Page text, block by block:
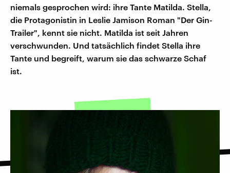
niemals gesprochen wird: ihre Tante Matilda. Stella,
die Protagonistin in Leslie Jamison Roman "Der Gin-
Trailer", kennt sie nicht. Matilda ist seit Jahren
verschwunden. Und tatsächlich findet Stella ihre
Tante und begreift, warum sie das schwarze Schaf
ist.